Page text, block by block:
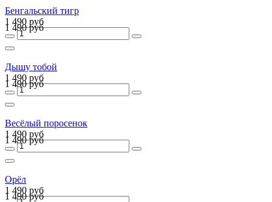
Бенгальский тигр
1 490 руб
1 490 руб
Дышу тобой
1 490 руб
1 490 руб
Весёлый поросенок
1 490 руб
1 490 руб
Орёл
1 490 руб
1 490 руб